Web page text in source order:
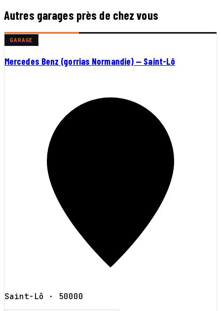
Autres garages près de chez vous
GARAGE
Mercedes Benz (gorrias Normandie) — Saint-Lô
Saint-Lô · 50000